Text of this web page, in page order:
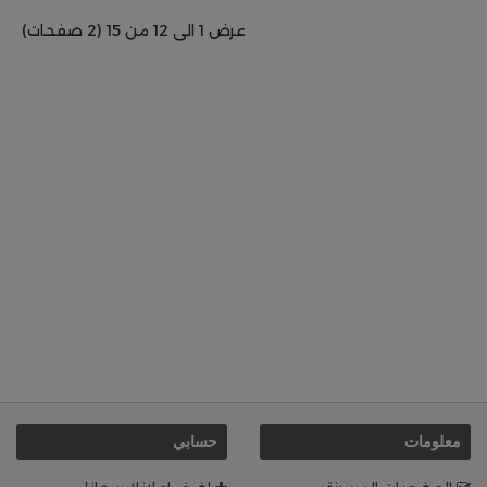
عرض 1 الى 12 من 15 (2 صفحات)
معلومات حسابي